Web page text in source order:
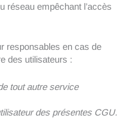
réseau empêchant l’accès
responsables en cas de
des utilisateurs :
tout autre service
des présentes CGU.